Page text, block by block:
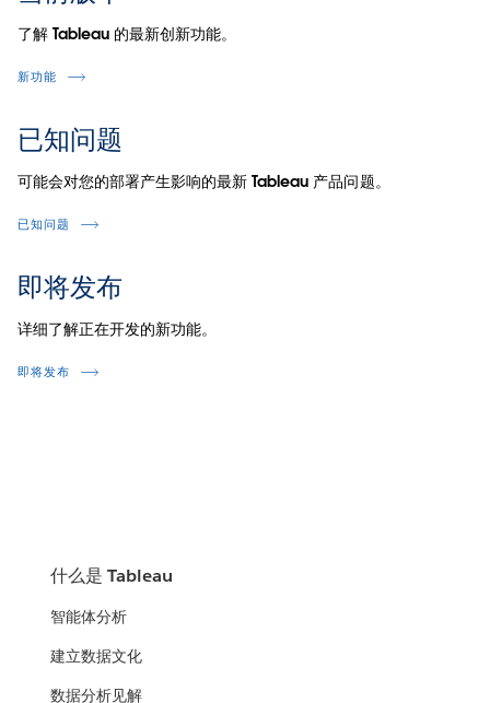
了解 Tableau 的最新创新功能。
新功能
已知问题
可能会对您的部署产生影响的最新 Tableau 产品问题。
已知问题
即将发布
详细了解正在开发的新功能。
即将发布
什么是 Tableau
智能体分析
建立数据文化
数据分析见解